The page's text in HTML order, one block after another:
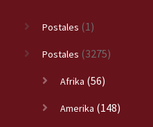
Postales (1)
Postales (3275)
Afrika (56)
Amerika (148)